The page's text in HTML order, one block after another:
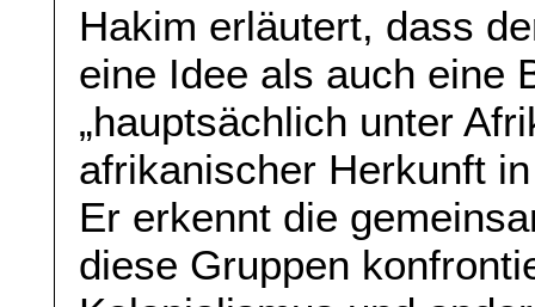
Hakim erläutert, dass
eine Idee als auch eine
„hauptsächlich unter
afrikanischer Herkunft
Er erkennt die
diese Gruppen